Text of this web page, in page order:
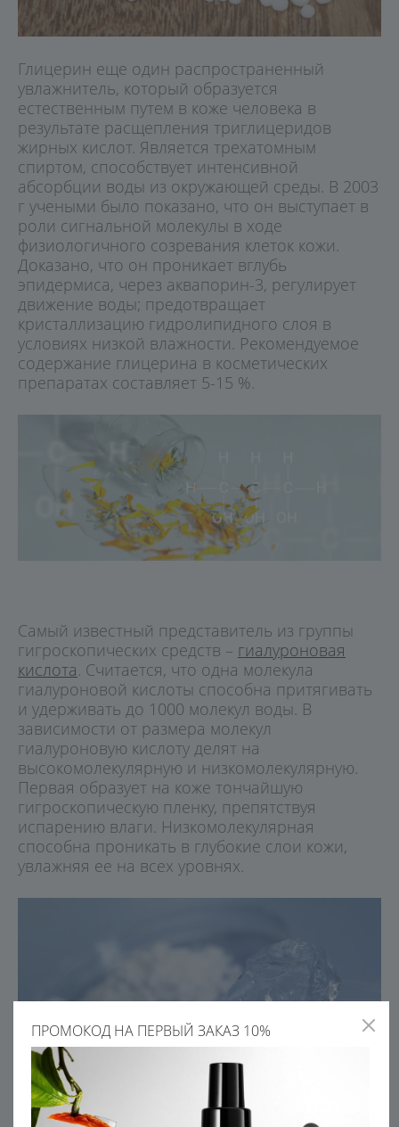
Глицерин еще один распространенный
увлажнитель, который образуется
естественным путем в коже человека в
результате расщепления триглицеридов
жирных кислот. Является трехатомным
спиртом, способствует интенсивной
абсорбции воды из окружающей среды. В 2003
г учеными было показано, что он выступает в
роли сигнальной молекулы в ходе
физиологичного созревания клеток кожи.
Доказано, что он проникает вглубь
эпидермиса, через аквапорин-3, регулирует
движение воды; предотвращает
кристаллизацию гидролипидного слоя в
условиях низкой влажности. Рекомендуемое
содержание глицерина в косметических
препаратах составляет 5-15 %.
Самый известный представитель из группы
гигроскопических средств – гиалуроновая
кислота. Считается, что одна молекула
гиалуроновой кислоты способна притягивать
и удерживать до 1000 молекул воды. В
зависимости от размера молекул
гиалуроновую кислоту делят на
высокомолекулярную и низкомолекулярную.
Первая образует на коже тончайшую
гигроскопическую пленку, препятствуя
испарению влаги. Низкомолекулярная
способна проникать в глубокие слои кожи,
увлажняя ее на всех уровнях.
ПРОМОКОД НА ПЕРВЫЙ ЗАКАЗ 10%